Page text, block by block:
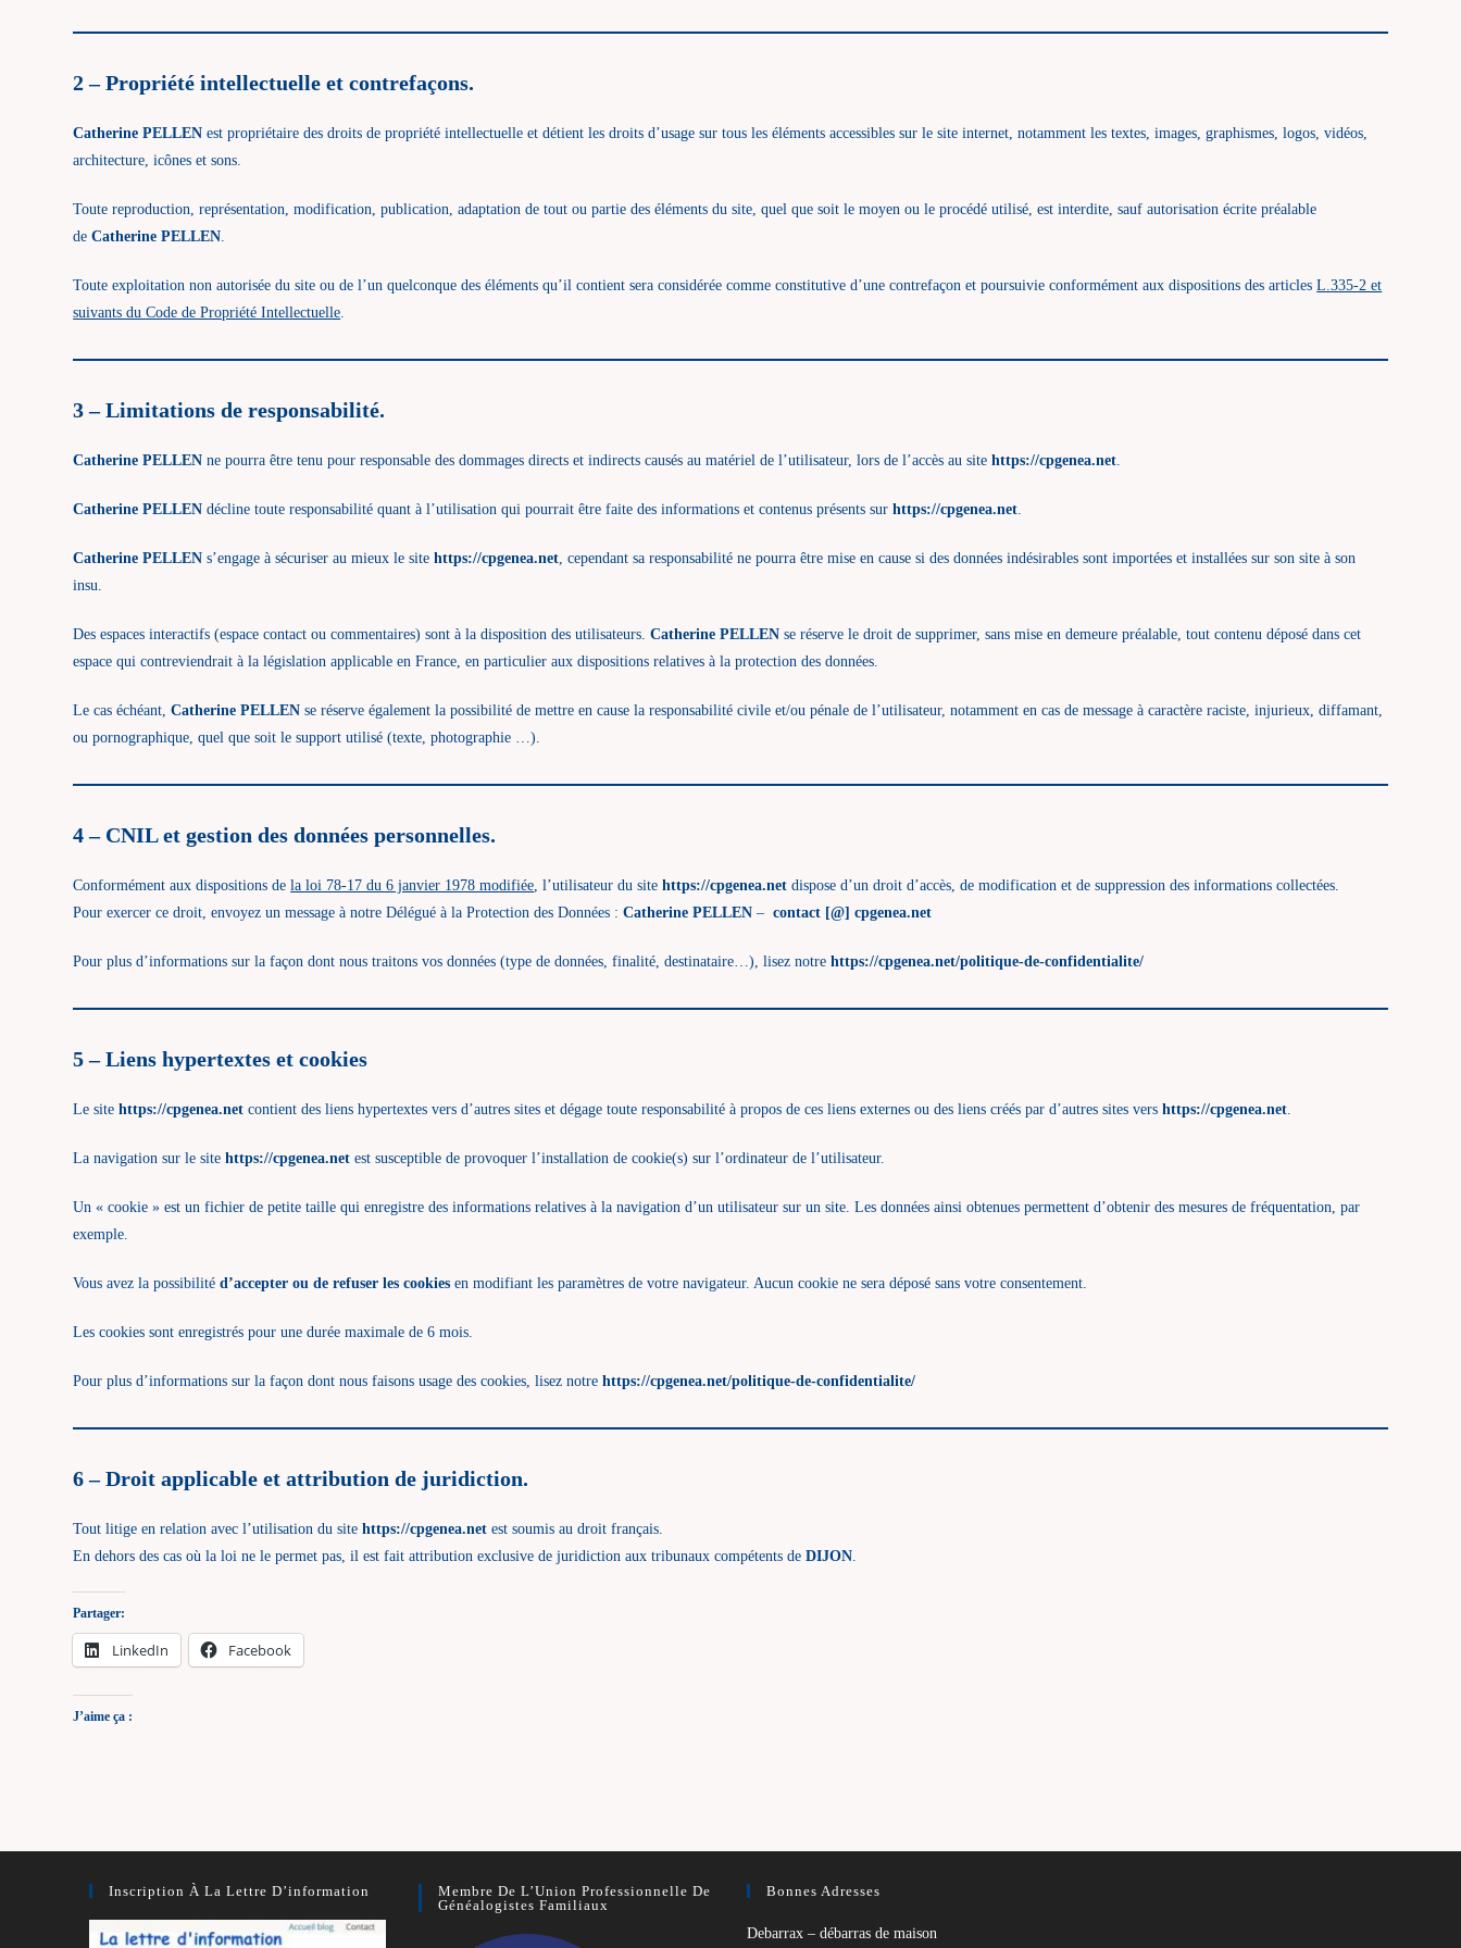
2 – Propriété intellectuelle et contrefaçons.
Catherine PELLEN est propriétaire des droits de propriété intellectuelle et détient les droits d’usage sur tous les éléments accessibles sur le site internet, notamment les textes, images, graphismes, logos, vidéos,
architecture, icônes et sons.
Toute reproduction, représentation, modification, publication, adaptation de tout ou partie des éléments du site, quel que soit le moyen ou le procédé utilisé, est interdite, sauf autorisation écrite préalable
deCatherine PELLEN.
Toute exploitation non autorisée du site ou de l’un quelconque des éléments qu’il contient sera considérée comme constitutive d’une contrefaçon et poursuivie conformément aux dispositions des articlesL.335-2 et
suivants du Code de Propriété Intellectuelle.
3 – Limitations de responsabilité.
Catherine PELLEN ne pourra être tenu pour responsable des dommages directs et indirects causés au matériel de l’utilisateur, lors de l’accès au sitehttps://cpgenea.net.
Catherine PELLEN décline toute responsabilité quant à l’utilisation qui pourrait être faite des informations et contenus présents surhttps://cpgenea.net.
Catherine PELLEN s’engage à sécuriser au mieux le sitehttps://cpgenea.net, cependant sa responsabilité ne pourra être mise en cause si des données indésirables sont importées et installées sur son site à son
insu.
Des espaces interactifs (espace contact ou commentaires) sont à la disposition des utilisateurs.Catherine PELLEN se réserve le droit de supprimer, sans mise en demeure préalable, tout contenu déposé dans cet
espace qui contreviendrait à la législation applicable en France, en particulier aux dispositions relatives à la protection des données.
Le cas échéant,Catherine PELLEN se réserve également la possibilité de mettre en cause la responsabilité civile et/ou pénale de l’utilisateur, notamment en cas de message à caractère raciste, injurieux, diffamant,
ou pornographique, quel que soit le support utilisé (texte, photographie …).
4 – CNIL et gestion des données personnelles.
Conformément aux dispositions dela loi 78-17 du 6 janvier 1978 modifiée, l’utilisateur du sitehttps://cpgenea.net dispose d’un droit d’accès, de modification et de suppression des informations collectées.
Pour exercer ce droit, envoyez un message à notre Délégué à la Protection des Données :Catherine PELLEN – contact [@] cpgenea.net
Pour plus d’informations sur la façon dont nous traitons vos données (type de données, finalité, destinataire…), lisez notrehttps://cpgenea.net/politique-de-confidentialite/
5 – Liens hypertextes et cookies
Le sitehttps://cpgenea.net contient des liens hypertextes vers d’autres sites et dégage toute responsabilité à propos de ces liens externes ou des liens créés par d’autres sites vershttps://cpgenea.net.
La navigation sur le sitehttps://cpgenea.net est susceptible de provoquer l’installation de cookie(s) sur l’ordinateur de l’utilisateur.
Un « cookie » est un fichier de petite taille qui enregistre des informations relatives à la navigation d’un utilisateur sur un site. Les données ainsi obtenues permettent d’obtenir des mesures de fréquentation, par
exemple.
Vous avez la possibilitéd’accepter ou de refuser les cookies en modifiant les paramètres de votre navigateur. Aucun cookie ne sera déposé sans votre consentement.
Les cookies sont enregistrés pour une durée maximale de 6 mois.
Pour plus d’informations sur la façon dont nous faisons usage des cookies, lisez notrehttps://cpgenea.net/politique-de-confidentialite/
6 – Droit applicable et attribution de juridiction.
Tout litige en relation avec l’utilisation du sitehttps://cpgenea.net est soumis au droit français.
En dehors des cas où la loi ne le permet pas, il est fait attribution exclusive de juridiction aux tribunaux compétents deDIJON.
Partager:
LinkedIn Facebook
J’aime ça :
Inscription À La Lettre D’information
Membre De L’Union Professionnelle De
Généalogistes Familiaux
Bonnes Adresses
Debarrax – débarras de maison